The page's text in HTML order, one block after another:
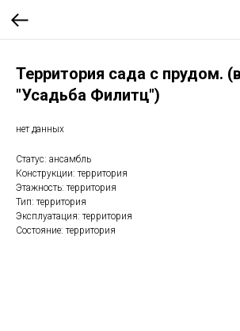
Территория сада с прудом.
"Усадьба Филитц")
нет данных
Статус: ансамбль
Конструкции: территория
Этажность: территория
Тип: территория
Эксплуатация: территория
Состояние: территория